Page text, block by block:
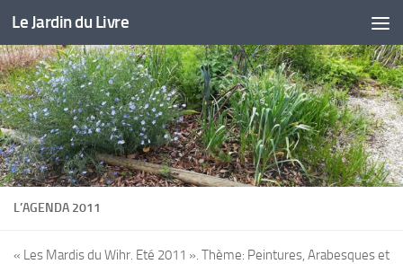
Skip to content
Le Jardin du Livre
L’AGENDA 2011
« Les Mardis du Wihr. Eté 2011 ». Thème: Peintures, Arabesques et